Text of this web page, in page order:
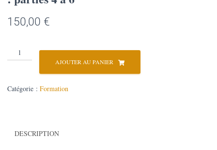
150,00 €
AJOUTER AU PANIER
Catégorie : Formation
DESCRIPTION